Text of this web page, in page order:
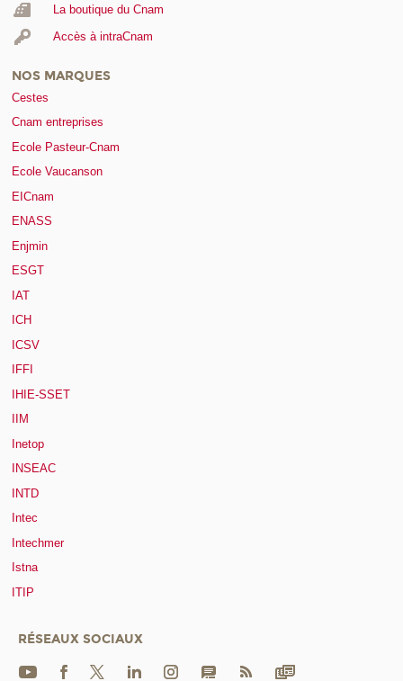
La boutique du Cnam
Accès à intraCnam
NOS MARQUES
Cestes
Cnam entreprises
Ecole Pasteur-Cnam
Ecole Vaucanson
EICnam
ENASS
Enjmin
ESGT
IAT
ICH
ICSV
IFFI
IHIE-SSET
IIM
Inetop
INSEAC
INTD
Intec
Intechmer
Istna
ITIP
RÉSEAUX SOCIAUX